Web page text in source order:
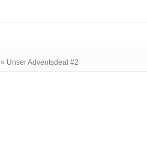
» Unser Adventsdeal #2